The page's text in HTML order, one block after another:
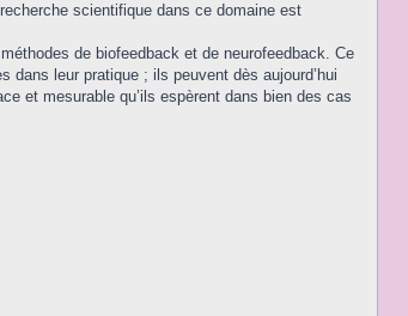
scientifique dans ce domaine est
de biofeedback et de neurofeedback. Ce
dans leur pratique ; ils peuvent dès aujourd’hui
et mesurable qu’ils espèrent dans bien des cas